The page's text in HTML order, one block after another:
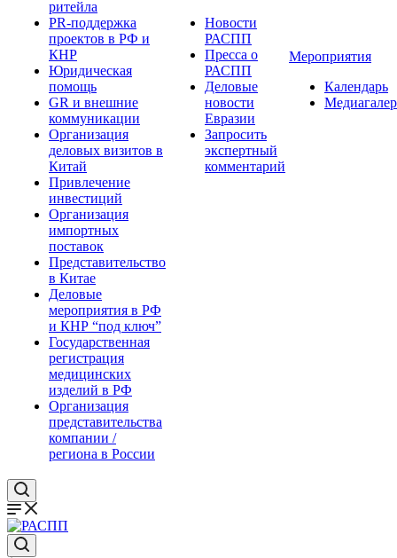
ритейла
PR-поддержка
проектов в РФ и
КНР
Юридическая
помощь
GR и внешние
коммуникации
Организация
деловых визитов в
Китай
Привлечение
инвестиций
Организация
импортных
поставок
Представительство
в Китае
Деловые
мероприятия в РФ
и КНР “под ключ”
Государственная
регистрация
медицинских
изделий в РФ
Организация
представительства
компании /
региона в России
Новости
РАСПП
Пресса о
РАСПП
Деловые
новости
Евразии
Запросить
экспертный
комментарий
Мероприятия
Календарь